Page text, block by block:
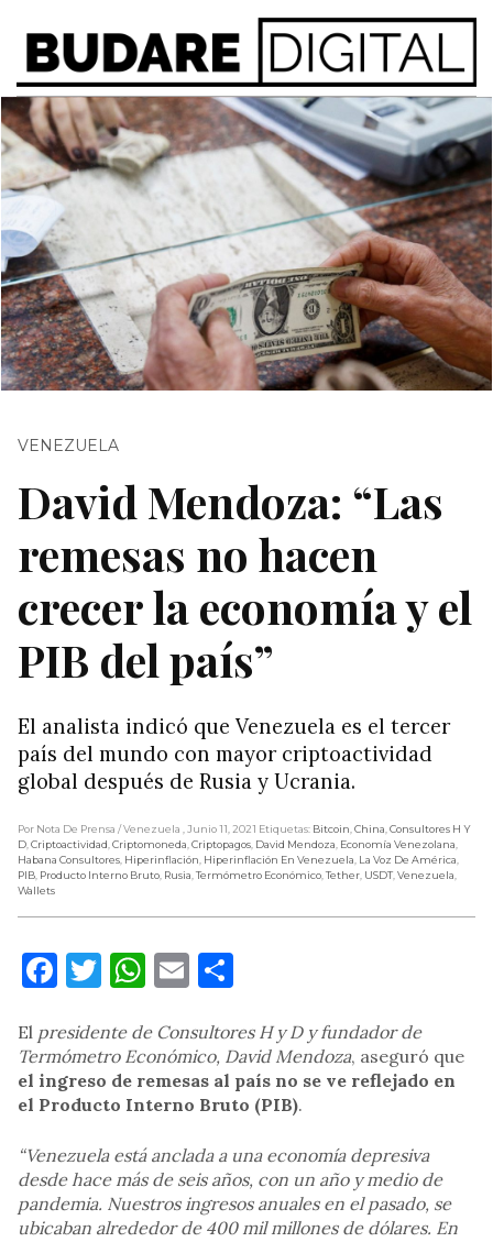
VENEZUELA
David Mendoza: “Las
remesas no hacen
crecer la economía y el
PIB del país”
El analista indicó que Venezuela es el tercer
país del mundo con mayor criptoactividad
global después de Rusia y Ucrania.
Por Nota De Prensa / Venezuela , Junio 11, 2021 Etiquetas: Bitcoin,China,Consultores H Y
D,Criptoactividad,Criptomoneda,Criptopagos, David Mendoza, Economía Venezolana,
Habana Consultores, Hiperinflación, Hiperinflación En Venezuela, La Voz De América,
PIB, Producto Interno Bruto, Rusia,Termómetro Económico,Tether, USDT,Venezuela,
Wallets
Facebook
Twitter
WhatsApp
Email
El presidente de Consultores H y D y fundador de
Termómetro Económico, David Mendoza, aseguró que
el ingreso de remesas al país no se ve reflejado en
el Producto Interno Bruto (PIB).
“Venezuela está anclada a una economía depresiva
desde hace más de seis años, con un año y medio de
pandemia. Nuestros ingresos anuales en el pasado, se
ubicaban alrededor de 400 mil millones de dólares. En